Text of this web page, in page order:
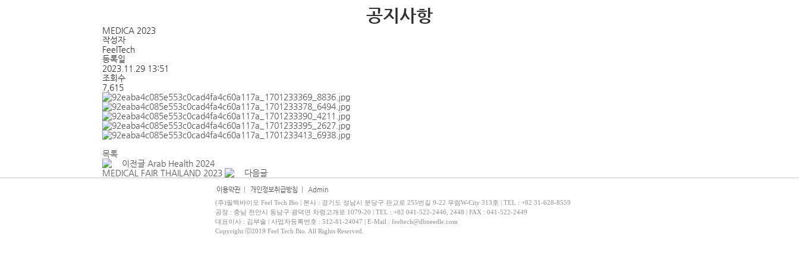
공지사항
MEDICA 2023
작성자
FeelTech
등록일
2023.11.29 13:51
조회수
7,615
목록
이전글 Arab Health 2024
MEDICAL FAIR THAILAND 2023
다음글
이용약관 개인정보취급방침 Admin
(주)필텍바이오 Feel Tech Bio | 본사 : 경기도 성남시 분당구 판교로 255번길 9-22 우림W-City 313호 | TEL : +82 31-628-8559
공장 : 충남 천안시 동남구 광덕면 차령고개로 1079-20 | TEL : +82 041-522-2446, 2448 | FAX : 041-522-2449
대표이사 : 김부술 | 사업자등록번호 : 512-81-24047 | E-Mail : feeltech@dbneedle.com
Copyright ⓒ2019 Feel Tech Bio. All Rights Reserved.